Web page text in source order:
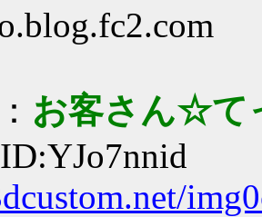
お客さん☆て